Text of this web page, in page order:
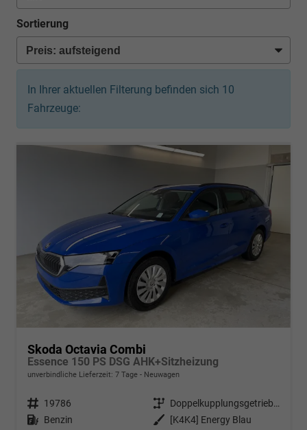
Sortierung
In Ihrer aktuellen Filterung befinden sich 10
Fahrzeuge:
Skoda Octavia Combi
Essence 150 PS DSG AHK+Sitzheizung
unverbindliche Lieferzeit: 7 Tage Neuwagen
Fahrzeugnr. 19786 Getriebe
Doppelkupplungsgetriebe (DSG)
Kraftstoff Benzin Außenfarbe
[K4K4] Energy Blau